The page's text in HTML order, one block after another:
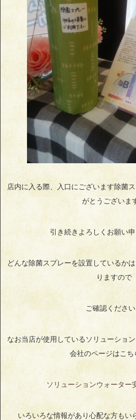
店内に入る際、入口にございます除菌
がとうございま
引き続きよろしくお願い申
どんな除菌スプレーを設置しているか
りますので
ご確認ください
なお当店が使用しているソリューショ
会社のページはこち
ソリューションウォーター
いろいろな情報があり心配な方もい